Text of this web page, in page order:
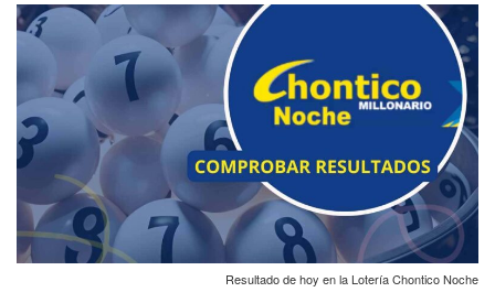
Resultado de hoy en la Lotería Chontico Noche